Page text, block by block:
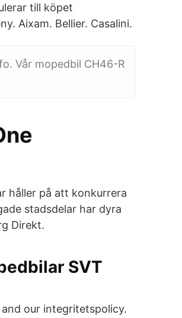
till köpet
Aixam. Bellier. Casalini.
Vår mopedbil CH46-R
håller på att konkurrera
stadsdelar har dyra
Direkt.
SVT
our integritetspolicy.